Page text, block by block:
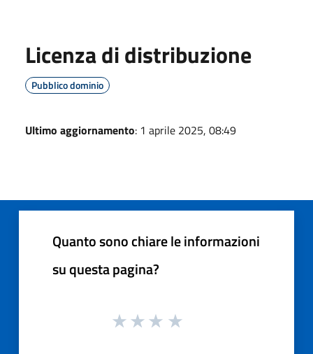
Licenza di distribuzione
Pubblico dominio
Ultimo aggiornamento: 1 aprile 2025, 08:49
Quanto sono chiare le informazioni
su questa pagina?